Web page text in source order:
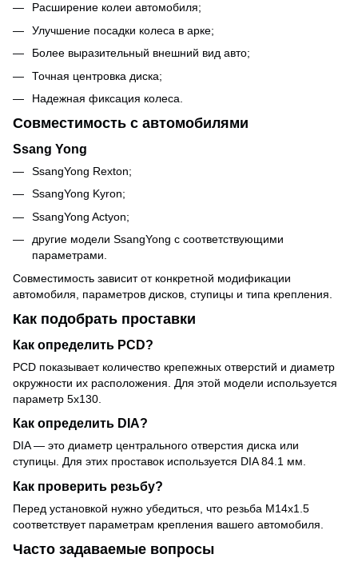
Расширение колеи автомобиля;
Улучшение посадки колеса в арке;
Более выразительный внешний вид авто;
Точная центровка диска;
Надежная фиксация колеса.
Совместимость с автомобилями
Ssang Yong
SsangYong Rexton;
SsangYong Kyron;
SsangYong Actyon;
другие модели SsangYong с соответствующими
параметрами.
Совместимость зависит от конкретной модификации
автомобиля, параметров дисков, ступицы и типа крепления.
Как подобрать проставки
Как определить PCD?
PCD показывает количество крепежных отверстий и диаметр
окружности их расположения. Для этой модели используется
параметр 5x130.
Как определить DIA?
DIA — это диаметр центрального отверстия диска или
ступицы. Для этих проставок используется DIA 84.1 мм.
Как проверить резьбу?
Перед установкой нужно убедиться, что резьба M14x1.5
соответствует параметрам крепления вашего автомобиля.
Часто задаваемые вопросы